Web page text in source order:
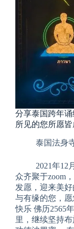
分享泰国跨年
所见的您所愿
泰国法身
2021年12月
众齐聚于zoom
发愿，迎来美
与有缘的您，
快乐 佛历2565
里，继续坚持